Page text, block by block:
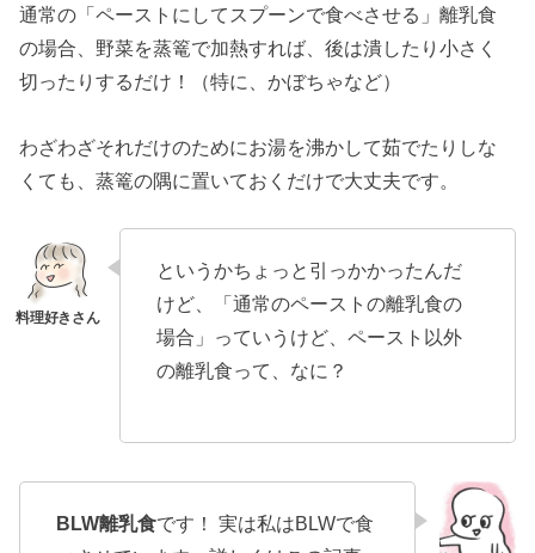
通常の「ペーストにしてスプーンで食べさせる」離乳食
の場合、野菜を蒸篭で加熱すれば、後は潰したり小さく
切ったりするだけ！（特に、かぼちゃなど）
わざわざそれだけのためにお湯を沸かして茹でたりしな
くても、蒸篭の隅に置いておくだけで大丈夫です。
というかちょっと引っかかったんだ
けど、「通常のペーストの離乳食の
場合」っていうけど、ペースト以外
の離乳食って、なに？
BLW離乳食です！ 実は私はBLWで食